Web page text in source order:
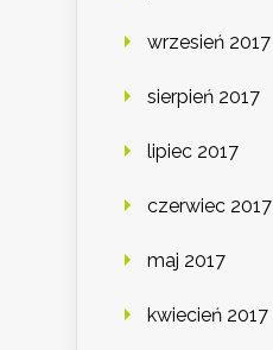
wrzesień 2017
sierpień 2017
lipiec 2017
czerwiec 2017
maj 2017
kwiecień 2017